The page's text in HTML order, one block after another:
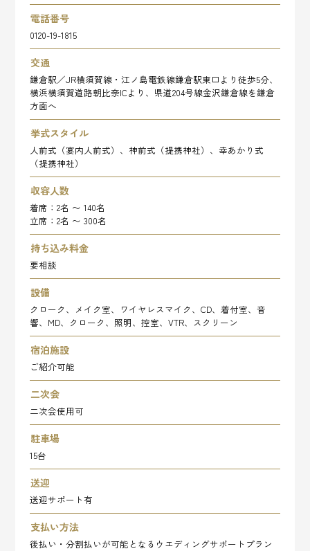
電話番号
0120-19-1815
交通
鎌倉駅／JR横須賀線・江ノ島電鉄線鎌倉駅東口より徒歩5分、
横浜横須賀道路朝比奈ICより、県道204号線金沢鎌倉線を鎌倉
方面へ
挙式スタイル
人前式（宴内人前式）、神前式（提携神社）、幸あかり式
（提携神社）
収容人数
着席：2名 〜 140名
立席：2名 〜 300名
持ち込み料金
要相談
設備
クローク、メイク室、ワイヤレスマイク、CD、着付室、音
響、MD、クローク、照明、控室、VTR、スクリーン
宿泊施設
ご紹介可能
二次会
二次会使用可
駐車場
15台
送迎
送迎サポート有
支払い方法
後払い・分割払いが可能となるウエディングサポートプラン